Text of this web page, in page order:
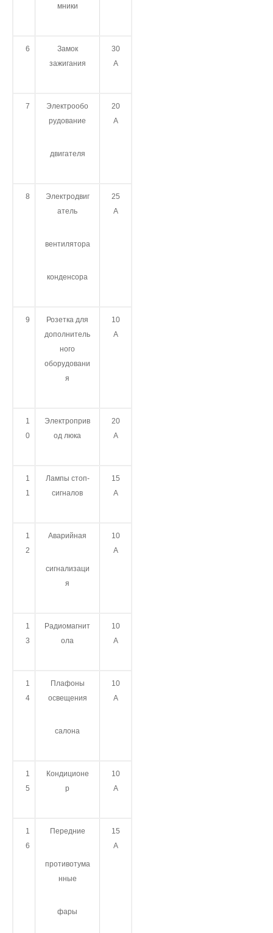
мники
6
Замок
зажигания
30
А
7
Электрообо
рудование
двигателя
20
А
8
Электродвиг
атель
вентилятора
конденсора
25
А
9
Розетка для
дополнитель
ного
оборудовани
я
10
А
1
0
Электроприв
од люка
20
А
1
1
Лампы стоп-
сигналов
15
А
1
2
Аварийная
сигнализаци
я
10
А
1
3
Радиомагнит
ола
10
А
1
4
Плафоны
освещения
салона
10
А
1
5
Кондиционе
р
10
А
1
6
Передние
противотума
нные
фары
15
А